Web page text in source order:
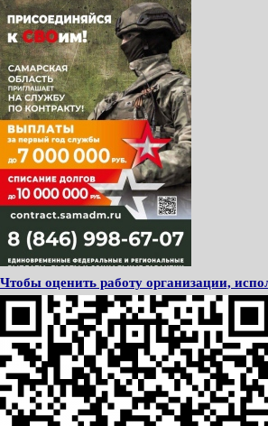
Чтобы оценить работу организации,